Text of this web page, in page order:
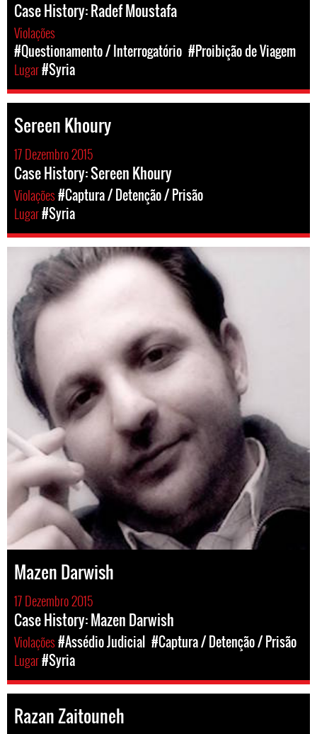
Case History: Radef Moustafa
Violações
#Questionamento / Interrogatório #Proibição de Viagem
Lugar#Syria
Sereen Khoury
17 Dezembro 2015
Case History: Sereen Khoury
Violações#Captura / Detenção / Prisão
Lugar#Syria
Mazen Darwish
17 Dezembro 2015
Case History: Mazen Darwish
Violações#Assédio Judicial #Captura / Detenção / Prisão
Lugar#Syria
Razan Zaitouneh